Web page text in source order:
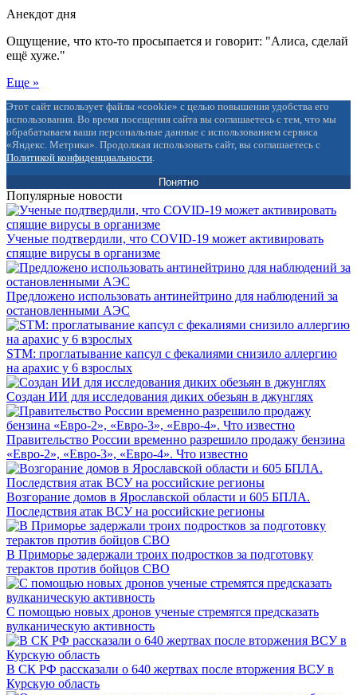
Анекдот дня
Ощущение, что кто-то просыпается и говорит: "Алиса, сделай
ещё хуже."
Еще »
Этот сайт использует файлы «cookie» с целью повышения удобства его
использования. Во время посещения сайта вы соглашаетесь с тем, что мы
обрабатываем ваши персональные данные с использованием сервиса
«Яндекс. Метрика». Продолжая использовать сайт, вы соглашаетесь с
Политикой конфиденциальности
Понятно
Популярные новости
Ученые подтвердили, что COVID-19 может активировать
спящие вирусы в организме
Предложено использовать антинейтрино для наблюдений за
остановленными АЭС
STM: проглатывание капсул с фекалиями снизило аллергию
на арахис у 6 взрослых
Создан ИИ для исследования диких обезьян в джунглях
Правительство России временно разрешило продажу бензина
«Евро-2», «Евро-3», «Евро-4». Что известно
Возгорание домов в Ярославской области и 605 БПЛА.
Последствия атак ВСУ на российские регионы
В Приморье задержали троих подростков за подготовку
терактов против бойцов СВО
С помощью новых дронов ученые стремятся предсказать
вулканическую активность
В СК РФ рассказали о 640 жертвах после вторжения ВСУ в
Курскую область